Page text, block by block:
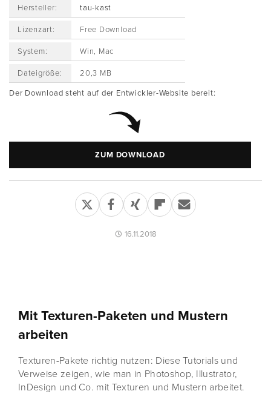
Hersteller: tau-kast
Lizenzart: Free Download
System: Win, Mac
Dateigröße: 20,3 MB
Der Download steht auf der Entwickler-Website bereit:
ZUM DOWNLOAD
16.11.2018
Mit Texturen-Paketen und Mustern
arbeiten
Texturen-Pakete richtig nutzen: Diese Tutorials und
Verweise zeigen, wie man in Photoshop, Illustrator,
InDesign und Co. mit Texturen und Mustern arbeitet.